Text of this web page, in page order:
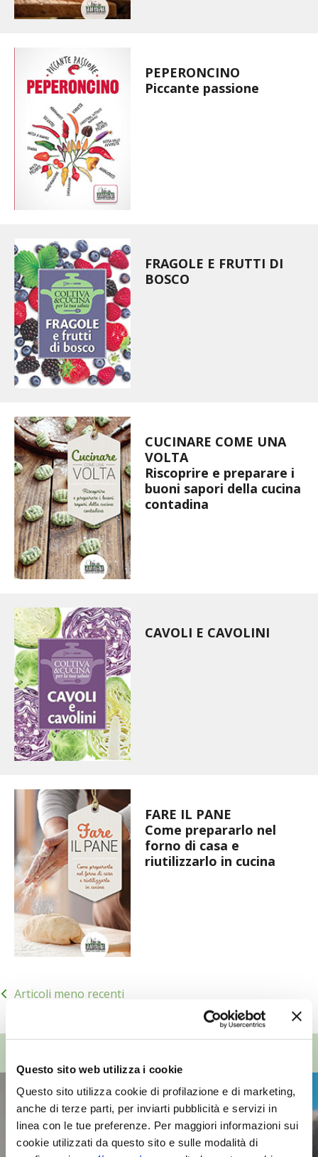
Questo sito web utilizza i cookie
Questo sito utilizza cookie di profilazione e di marketing,
anche di terze parti, per inviarti pubblicità e servizi in
linea con le tue preferenze. Per maggiori informazioni sui
cookie utilizzati da questo sito e sulle modalità di
TAP TRAP
IL MIO ORTO
ANIMALI UMANI E NON UMANI
IL MIO 2025
COLTIVARE L’OLIVO
CORMIK
PENSA ALTERNATIVO
GARDENA
VERONESI
RIMANI A CONTATTO CON LA NATURA
ARCHMAN
VITA IN CAMPAGNA LA FIERA
NATURALMENTE
I PARTNER DI VITA IN CAMPAGNA
BIOGENTS
PEPERONCINO
Piccante passione
FRAGOLE E FRUTTI DI
BOSCO
CUCINARE COME UNA
VOLTA
Riscoprire e preparare i
buoni sapori della cucina
contadina
CAVOLI E CAVOLINI
FARE IL PANE
Come prepararlo nel
forno di casa e
riutilizzarlo in cucina
articoli
Articoli meno recenti